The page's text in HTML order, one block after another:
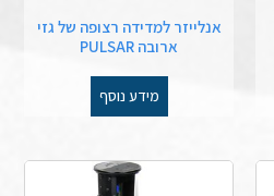
אנלייזר למדידה רצופה של גזי
ארובה PULSAR
מידע נוסף